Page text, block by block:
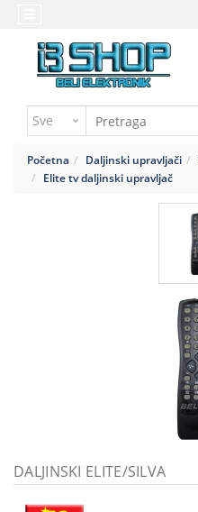
Baterija,punjač
Daljinski
priključci
Kućna
Brendovi
Uputstvo
kupovinu
Početna Daljinski upravljači
Elite tv daljinski upravljač
DALJINSKI ELITE/SILVA